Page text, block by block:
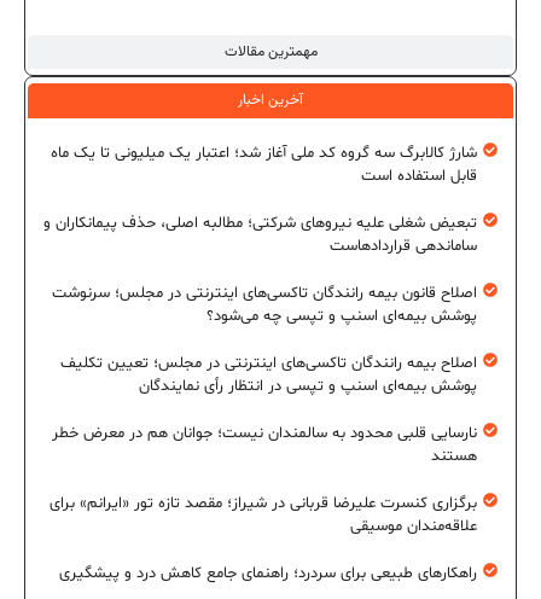
مهمترین مقالات
آخرین اخبار
شارژ کالابرگ سه گروه کد ملی آغاز شد؛ اعتبار یک میلیونی تا یک ماه
قابل استفاده است
تبعیض شغلی علیه نیروهای شرکتی؛ مطالبه اصلی، حذف پیمانکاران و
ساماندهی قراردادهاست
اصلاح قانون بیمه رانندگان تاکسی‌های اینترنتی در مجلس؛ سرنوشت
پوشش بیمه‌ای اسنپ و تپسی چه می‌شود؟
اصلاح بیمه رانندگان تاکسی‌های اینترنتی در مجلس؛ تعیین تکلیف
پوشش بیمه‌ای اسنپ و تپسی در انتظار رأی نمایندگان
نارسایی قلبی محدود به سالمندان نیست؛ جوانان هم در معرض خطر
هستند
برگزاری کنسرت علیرضا قربانی در شیراز؛ مقصد تازه تور «ایرانم» برای
علاقه‌مندان موسیقی
راهکارهای طبیعی برای سردرد؛ راهنمای جامع کاهش درد و پیشگیری